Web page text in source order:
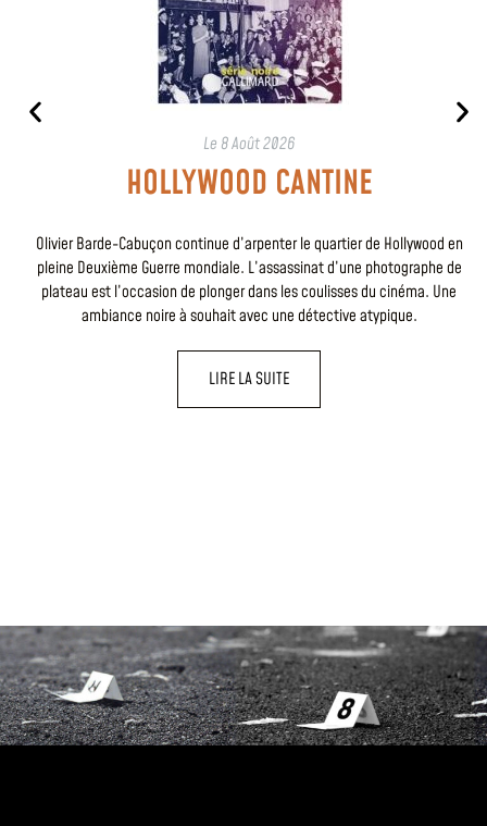
Le 8 Août 2026
HOLLYWOOD CANTINE
Olivier Barde-Cabuçon continue d’arpenter le quartier de Hollywood en
pleine Deuxième Guerre mondiale. L’assassinat d’une photographe de
plateau est l’occasion de plonger dans les coulisses du cinéma. Une
ambiance noire à souhait avec une détective atypique.
LIRE LA SUITE